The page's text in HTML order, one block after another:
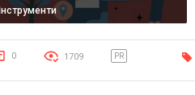
Інструменти
0 1709 PR